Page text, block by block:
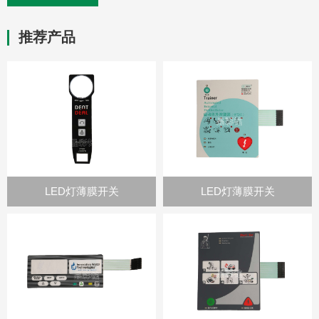
推荐产品
LED灯薄膜开关 LED灯薄膜开关